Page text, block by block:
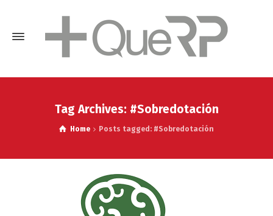
Tag Archives: #Sobredotación
Home Posts tagged: #Sobredotación